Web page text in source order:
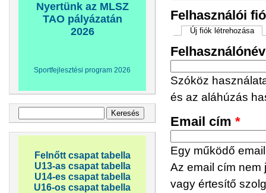
Nyertünk az MLSZ
TAO pályázatán
2026
Sportfejlesztési program 2026
Felnőtt csapat tabella
U13-as csapat tabella
U14-es csapat tabella
U16-os csapat tabella
Felhasználói
Elsődleges fülek
Új fiók létrehozása
Szóköz
és az aláhúzás
Email cím *
Egy működő
Az email cím nem
vagy értesítő